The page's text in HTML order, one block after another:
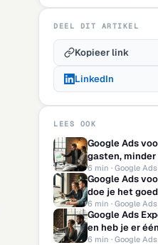
DEEL DIT ARTIKEL
Kopieer link
LinkedIn
LEES OOK
Google Ads
gasten,
6 min · Google Ads
Google Ads
doe je het goed
6 min · Google Ads
Google Ads
en heb je er
6 min · Google Ads